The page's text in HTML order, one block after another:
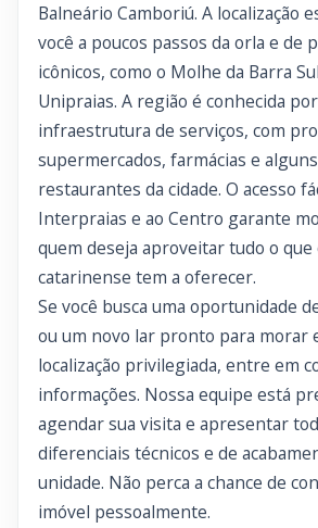
Balneário Camboriú. A localização
você a poucos passos da orla e de
icônicos, como o Molhe da Barra
Unipraias. A região é conhecida
infraestrutura de serviços, com
supermercados, farmácias e
restaurantes da cidade. O acesso
Interpraias e ao Centro garante
quem deseja aproveitar tudo o
catarinense tem a oferecer.
Se você busca uma oportunidade
ou um novo lar pronto para morar
localização privilegiada, entre em
informações. Nossa equipe está
agendar sua visita e apresentar
diferenciais técnicos e de
unidade. Não perca a chance de
imóvel pessoalmente.